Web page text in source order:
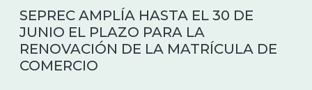
SEPREC AMPLÍA HASTA EL 30 DE
JUNIO EL PLAZO PARA LA
RENOVACIÓN DE LA MATRÍCULA DE
COMERCIO